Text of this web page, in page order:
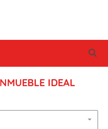
IDEAL